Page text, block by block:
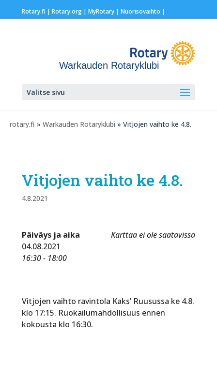
Rotary.fi | Rotary.org| MyRotary | Nuorisovaihto |
Warkauden Rotaryklubi
Valitse sivu
rotary.fi » Warkauden Rotaryklubi » Vitjojen vaihto ke 4.8.
Vitjojen vaihto ke 4.8.
4.8.2021
Karttaa ei ole saatavissa
Päiväys ja aika
04.08.2021
16:30 - 18:00
Vitjojen vaihto ravintola Kaks’ Ruusussa ke 4.8.
klo 17:15. Ruokailumahdollisuus ennen
kokousta klo 16:30.